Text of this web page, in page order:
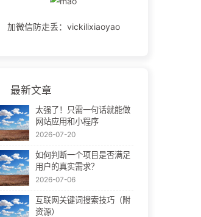
加微信防走丢：vickilixiaoyao
最新文章
太强了！只需一句话就能做
网站应用和小程序
2026-07-20
如何判断一个项目是否满足
用户的真实需求？
2026-07-06
互联网关键词搜索技巧（附
资源）